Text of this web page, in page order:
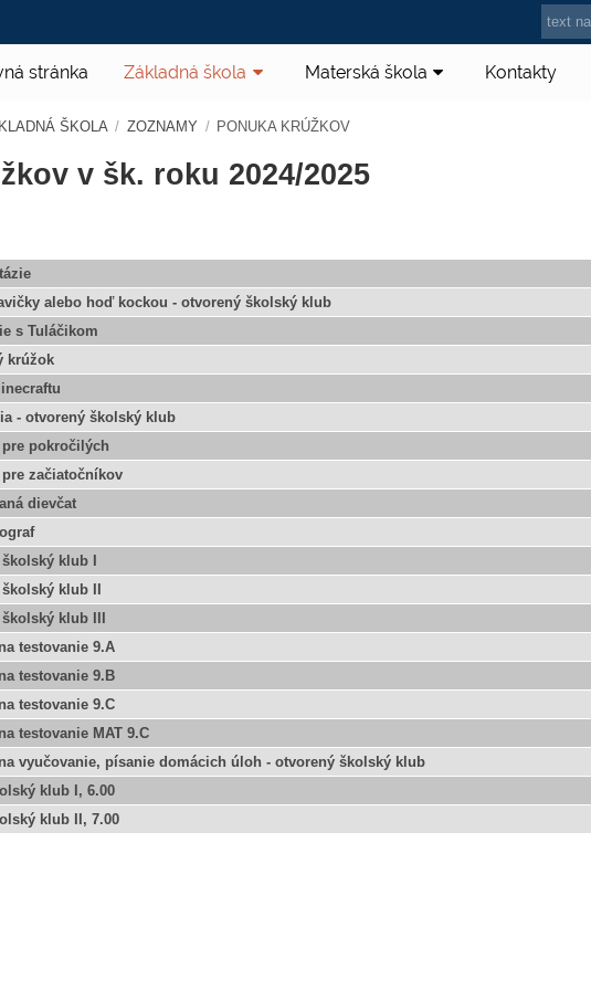
stránka Základná škola Materská škola Kontakty
ŠKOLA / ZOZNAMY / PONUKA KRÚŽKOV
v šk. roku 2024/2025
alebo hoď kockou - otvorený školský klub
s Tuláčikom
krúžok
- otvorený školský klub
pre pokročilých
pre začiatočníkov
dievčat
klub I
klub II
klub III
testovanie 9.A
testovanie 9.B
testovanie 9.C
testovanie MAT 9.C
vyučovanie, písanie domácich úloh - otvorený školský klub
klub I, 6.00
klub II, 7.00